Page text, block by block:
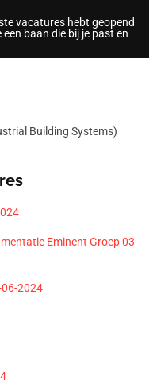
vacatures hebt geopend
baan die bij je past en
Building Systems)
Eminent Groep 03-
2024